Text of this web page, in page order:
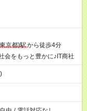
京都)駅から徒歩4分
会をもっと豊かに♪IT商社